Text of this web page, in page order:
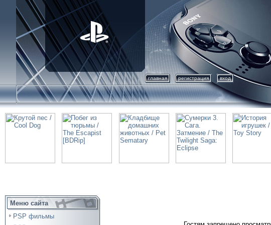
главная регистрация вход
Меню сайта
PSP фильмы